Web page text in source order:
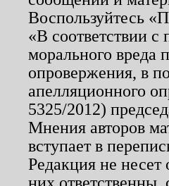
Воспользуйтесь
«В соответствии
морального вреда
опровержения, в
апелляционного
5325/2012)
Мнения авторов
вступает в
Редакция не несет
них ответственны,